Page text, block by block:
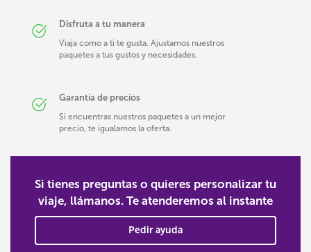
Disfruta a tu manera
Viaja como a ti te gusta. Ajustamos nuestros
paquetes a tus gustos y necesidades.
Garantía de precios
Si encuentras nuestros paquetes a un mejor
precio, te igualamos la oferta.
Si tienes preguntas o quieres personalizar tu
viaje, llámanos. Te atenderemos al instante
Pedir ayuda